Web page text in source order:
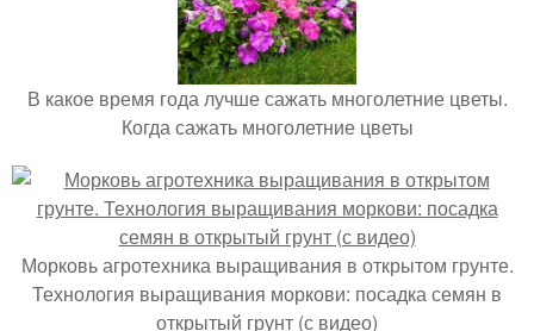
В какое время года лучше сажать многолетние цветы.
Когда сажать многолетние цветы
Морковь агротехника выращивания в открытом грунте.
Технология выращивания моркови: посадка семян в
открытый грунт (с видео)